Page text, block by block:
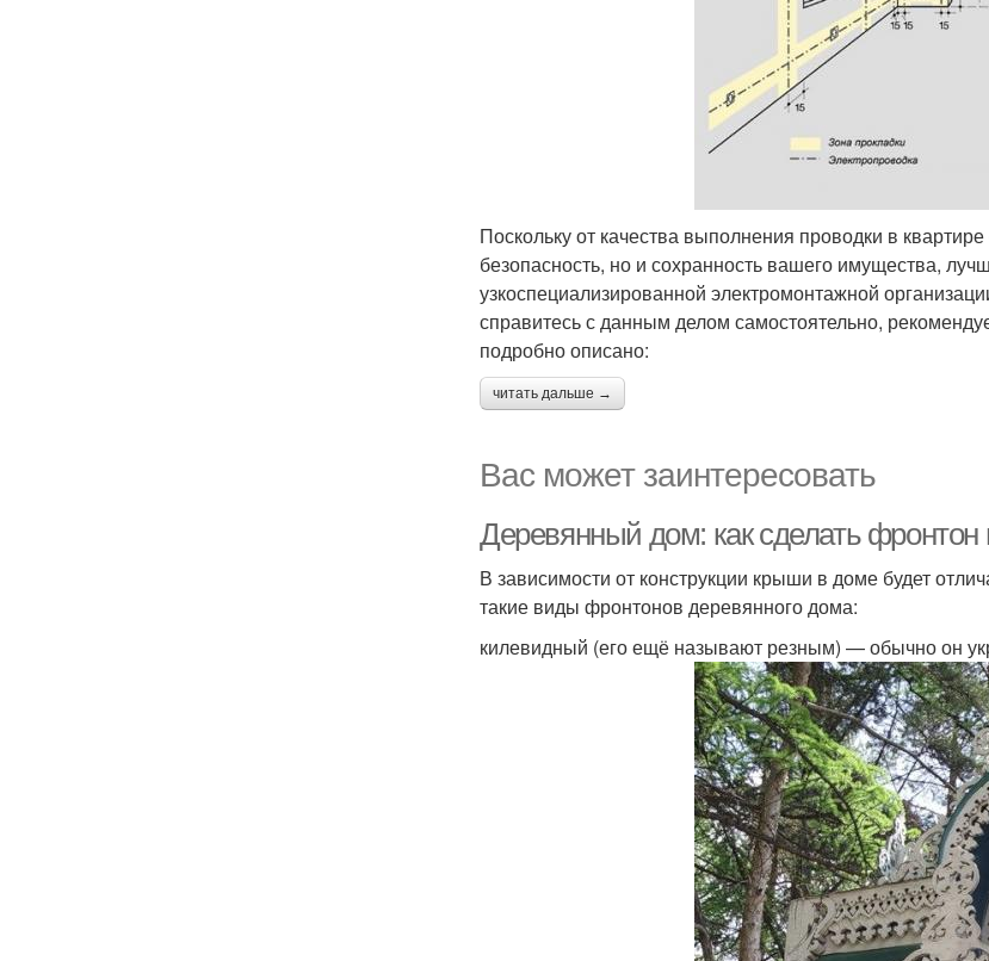
Поскольку от качества выполнения проводки в
безопасность, но и сохранность вашего имущества,
узкоспециализированной электромонтажной
справитесь с данным делом самостоятельно,
подробно описано:
читать дальше →
Вас может заинтересовать
Деревянный дом: как сделать
В зависимости от конструкции крыши в доме будет
такие виды фронтонов деревянного дома:
килевидный (его ещё называют резным) — обычно он